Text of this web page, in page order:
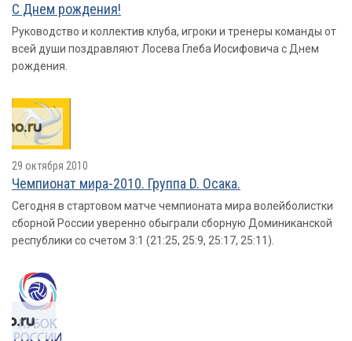
С Днем рождения!
Руководство и коллектив клуба, игроки и тренеры команды от
всей души поздравляют Лосева Глеба Иосифовича с Днем
рождения.
29 октября 2010
Чемпионат мира-2010. Группа D. Осака.
Сегодня в стартовом матче чемпионата мира волейболистки
сборной России уверенно обыграли сборную Доминиканской
республики со счетом 3:1 (21:25, 25:9, 25:17, 25:11).